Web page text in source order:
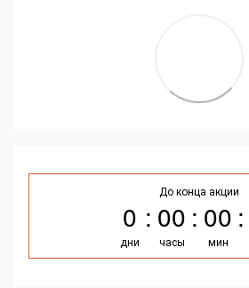
До конца акции
0
дни
00
часы
00
мин